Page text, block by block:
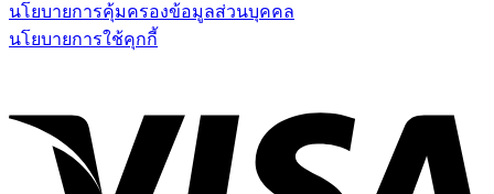
นโยบายการคุ้มครองข้อมูลส่วนบุคคล
นโยบายการใช้คุกกี้